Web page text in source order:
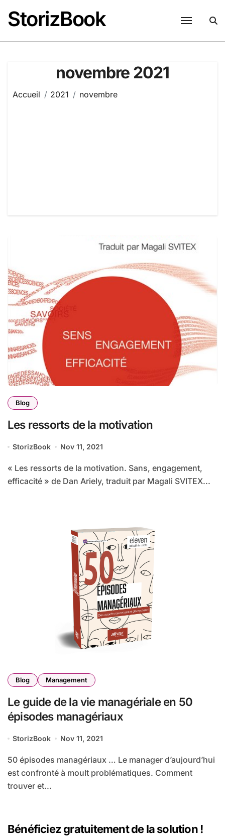
contenu
StorizBook
novembre 2021
Accueil 2021 novembre
Blog
Les ressorts de la motivation
StorizBook Nov 11, 2021
« Les ressorts de la motivation. Sans, engagement,
efficacité » de Dan Ariely, traduit par Magali SVITEX...
Blog Management
Le guide de la vie managériale en 50
épisodes managériaux
StorizBook Nov 11, 2021
50 épisodes managériaux … Le manager d’aujourd’hui
est confronté à moult problématiques. Comment
trouver et...
Bénéficiez gratuitement de la solution !